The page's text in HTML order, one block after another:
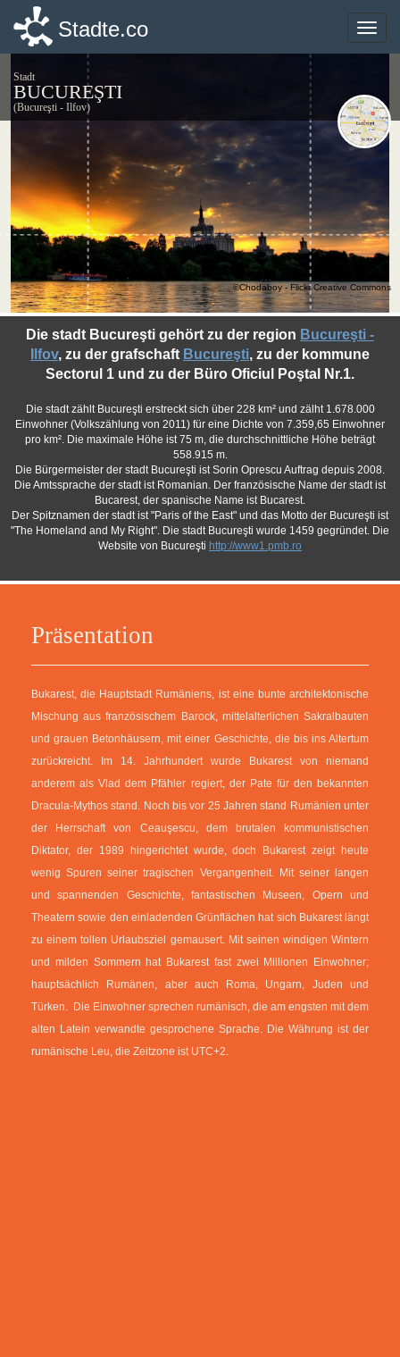
Toggle
Stadte.co
Stadt
BUCUREŞTI
(Bucureşti - Ilfov)
Präsentation
Bukarest, die Hauptstadt Rumäniens, ist eine bunte architektonische
Mischung aus französischem Barock, mittelalterlichen Sakralbauten
und grauen Betonhäusern, mit einer Geschichte, die bis ins Altertum
zurückreicht. Im 14. Jahrhundert wurde Bukarest von niemand
anderem als Vlad dem Pfähler regiert, der Pate für den bekannten
Dracula-Mythos stand. Noch bis vor 25 Jahren stand Rumänien unter
der Herrschaft von Ceauşescu, dem brutalen kommunistischen
Diktator, der 1989 hingerichtet wurde, doch Bukarest zeigt heute
wenig Spuren seiner tragischen Vergangenheit. Mit seiner langen
und spannenden Geschichte, fantastischen Museen, Opern und
Theatern sowie den einladenden Grünflächen hat sich Bukarest längt
zu einem tollen Urlaubsziel gemausert. Mit seinen windigen Wintern
und milden Sommern hat Bukarest fast zwei Millionen Einwohner;
hauptsächlich Rumänen, aber auch Roma, Ungarn, Juden und
Türken. Die Einwohner sprechen rumänisch, die am engsten mit dem
alten Latein verwandte gesprochene Sprache. Die Währung ist der
rumänische Leu, die Zeitzone ist UTC+2.
Die stadt Bucureşti gehört zu der region Bucureşti -
Ilfov, zu der grafschaft Bucureşti, zu der kommune
Sectorul 1 und zu der Büro Oficiul Poştal Nr.1.
Die stadt zählt Bucureşti erstreckt sich über 228 km² und zälht 1.678.000
Einwohner (Volkszählung von 2011) für eine Dichte von 7.359,65 Einwohner
pro km². Die maximale Höhe ist 75 m, die durchschnittliche Höhe beträgt
558.915 m.
Die Bürgermeister der stadt Bucureşti ist Sorin Oprescu Auftrag depuis 2008.
Die Amtssprache der stadt ist Romanian. Der französische Name der stadt ist
Bucarest, der spanische Name ist Bucarest.
Der Spitznamen der stadt ist "Paris of the East" und das Motto der Bucureşti ist
"The Homeland and My Right". Die stadt Bucureşti wurde 1459 gegründet. Die
Website von Bucureşti http://www1.pmb.ro
©Chodaboy - Flickr Creative Commons
Toggle
Stadte.co